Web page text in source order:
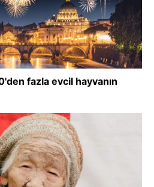
fazla evcil hayvanın